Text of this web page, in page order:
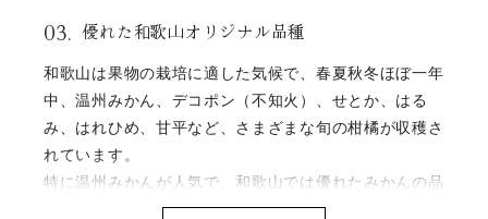
03. 優れた和歌山オリジナル品種
和歌山は果物の栽培に適した気候で、春夏秋冬ほぼ一年
中、温州みかん、デコポン（不知火）、せとか、はる
み、はれひめ、甘平など、さまざまな旬の柑橘が収穫さ
れています。
特に温州みかんが人気で、和歌山では優れたみかんの品
種がつぎつぎと生み出されています。